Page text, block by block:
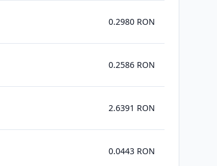
0.2980 RON
0.2586 RON
2.6391 RON
0.0443 RON